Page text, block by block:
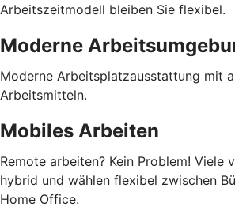
Arbeitszeitmodell bleiben Sie flexibel.
Moderne
Moderne Arbeitsplatzausstattung mit
Arbeitsmitteln.
Mobiles Arbeiten
Remote arbeiten? Kein Problem! Viele
hybrid und wählen flexibel zwischen
Home Office.